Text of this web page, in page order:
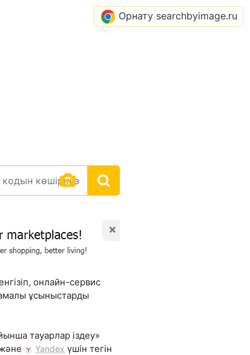
×
онлайн-сервис
ұсыныстарды
тауарлар іздеу»
Yandex үшін тегін
Орнату searchbyimage.ru